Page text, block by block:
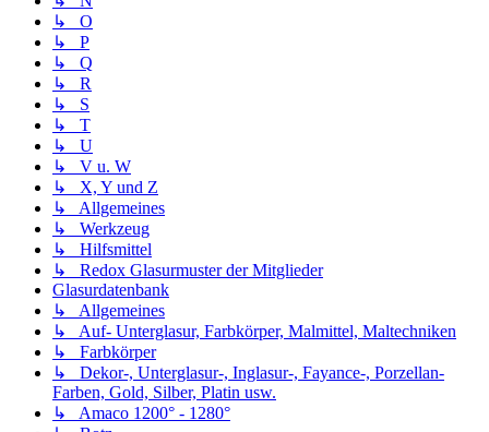
↳ O
↳ P
↳ Q
↳ R
↳ S
↳ T
↳ U
↳ V u. W
↳ X, Y und Z
↳ Allgemeines
↳ Werkzeug
↳ Hilfsmittel
↳ Redox Glasurmuster der Mitglieder
Glasurdatenbank
↳ Allgemeines
↳ Auf- Unterglasur, Farbkörper, Malmittel, Maltechniken
↳ Farbkörper
↳ Dekor-, Unterglasur-, Inglasur-, Fayance-, Porzellan-
Farben, Gold, Silber, Platin usw.
↳ Amaco 1200° - 1280°